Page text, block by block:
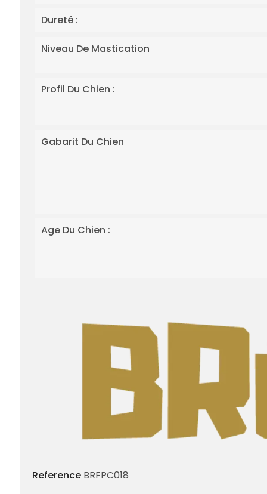
Dureté :
Niveau De Mastication
Profil Du Chien :
Gabarit Du Chien
Age Du Chien :
Reference BRFPC018